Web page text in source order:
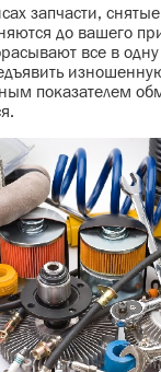
запчасти,
до вашего
все в
показателем